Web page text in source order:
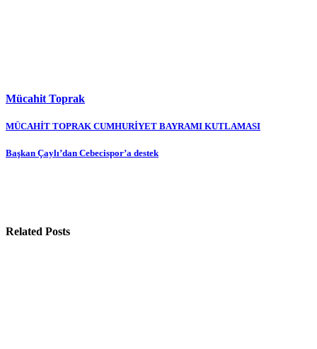
Mücahit Toprak
Yazı
gezinmesi
MÜCAHİT TOPRAK CUMHURİYET BAYRAMI KUTLAMASI
Başkan Çaylı’dan Cebecispor’a destek
Related Posts